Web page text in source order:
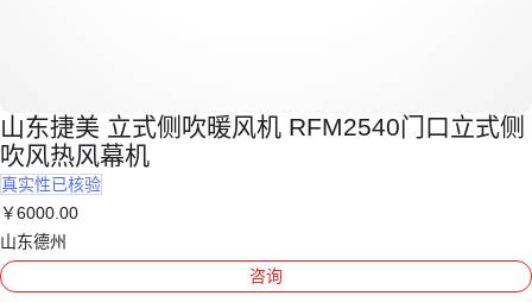
山东捷美 立式侧吹暖风机 RFM2540门口立式侧
吹风热风幕机
真实性已核验
￥6000 .00
山东德州
咨询